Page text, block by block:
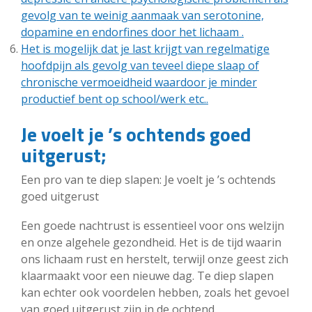
gevolg van te weinig aanmaak van serotonine,
dopamine en endorfines door het lichaam .
Het is mogelijk dat je last krijgt van regelmatige
hoofdpijn als gevolg van teveel diepe slaap of
chronische vermoeidheid waardoor je minder
productief bent op school/werk etc..
Je voelt je ’s ochtends goed
uitgerust;
Een pro van te diep slapen: Je voelt je ’s ochtends
goed uitgerust
Een goede nachtrust is essentieel voor ons welzijn
en onze algehele gezondheid. Het is de tijd waarin
ons lichaam rust en herstelt, terwijl onze geest zich
klaarmaakt voor een nieuwe dag. Te diep slapen
kan echter ook voordelen hebben, zoals het gevoel